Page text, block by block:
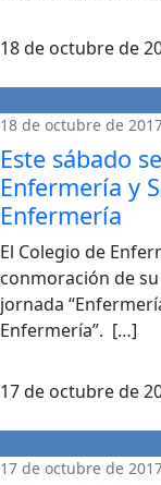
18 de octubre de
18 de octubre de
Este sábado
Enfermería y
Enfermería
El Colegio de
conmoración de
jornada
Enfermería”. […]
17 de octubre de
17 de octubre de